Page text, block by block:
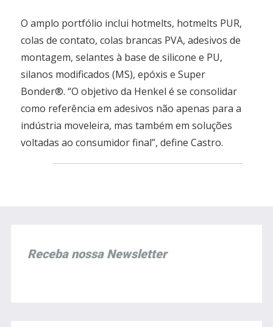
O amplo portfólio inclui hotmelts, hotmelts PUR,
colas de contato, colas brancas PVA, adesivos de
montagem, selantes à base de silicone e PU,
silanos modificados (MS), epóxis e Super
Bonder®. “O objetivo da Henkel é se consolidar
como referência em adesivos não apenas para a
indústria moveleira, mas também em soluções
voltadas ao consumidor final”, define Castro.
Receba nossa Newsletter